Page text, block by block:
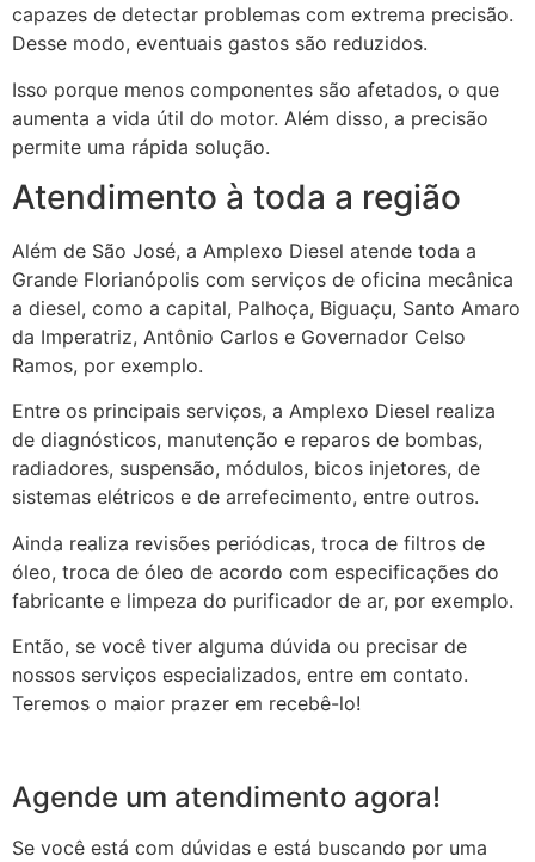
capazes de detectar problemas com extrema precisão.
Desse modo, eventuais gastos são reduzidos.
Isso porque menos componentes são afetados, o que
aumenta a vida útil do motor. Além disso, a precisão
permite uma rápida solução.
Atendimento à toda a região
Além de São José, a Amplexo Diesel atende toda a
Grande Florianópolis com serviços de oficina mecânica
a diesel, como a capital, Palhoça, Biguaçu, Santo Amaro
da Imperatriz, Antônio Carlos e Governador Celso
Ramos, por exemplo.
Entre os principais serviços, a Amplexo Diesel realiza
de diagnósticos, manutenção e reparos de bombas,
radiadores, suspensão, módulos, bicos injetores, de
sistemas elétricos e de arrefecimento, entre outros.
Ainda realiza revisões periódicas, troca de filtros de
óleo, troca de óleo de acordo com especificações do
fabricante e limpeza do purificador de ar, por exemplo.
Então, se você tiver alguma dúvida ou precisar de
nossos serviços especializados, entre em contato.
Teremos o maior prazer em recebê-lo!
Agende um atendimento agora!
Se você está com dúvidas e está buscando por uma